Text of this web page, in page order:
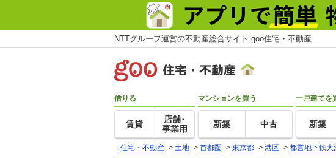
NTTグループ運営の不動産総合サイト goo住宅・不動産
借りる
賃貸
店舗･
事業用
マンションを買う
新築 中古
一戸建てを
新築
住宅・不動産 > 土地 > 首都圏 > 東京都 > 港区 > 都営地下鉄大